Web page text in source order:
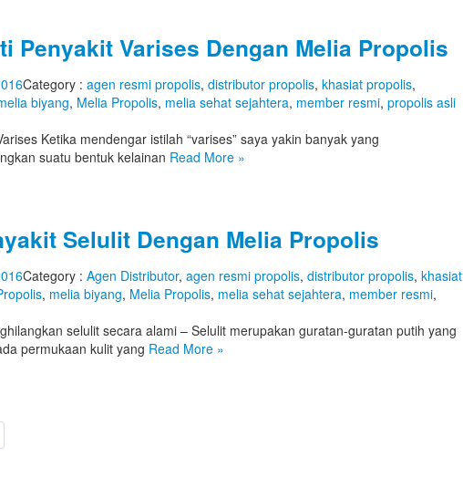
Penyakit Varises Dengan Melia Propolis
Category : agen resmi propolis, distributor propolis, khasiat propolis,
biyang, Melia Propolis, melia sehat sejahtera, member resmi, propolis asli
Ketika mendengar istilah “varises” saya yakin banyak yang
suatu bentuk kelainan Read More »
Selulit Dengan Melia Propolis
Category : Agen Distributor, agen resmi propolis, distributor propolis, khasiat
, melia biyang, Melia Propolis, melia sehat sejahtera, member resmi,
selulit secara alami – Selulit merupakan guratan-guratan putih yang
permukaan kulit yang Read More »